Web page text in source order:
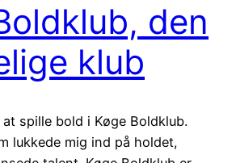
den
klub
spille bold i Køge Boldklub.
lukkede mig ind på holdet,